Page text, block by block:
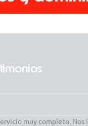
muy completo.